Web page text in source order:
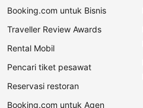
Booking.com untuk Bisnis
Traveller Review Awards
Rental Mobil
Pencari tiket pesawat
Reservasi restoran
Booking.com untuk Agen